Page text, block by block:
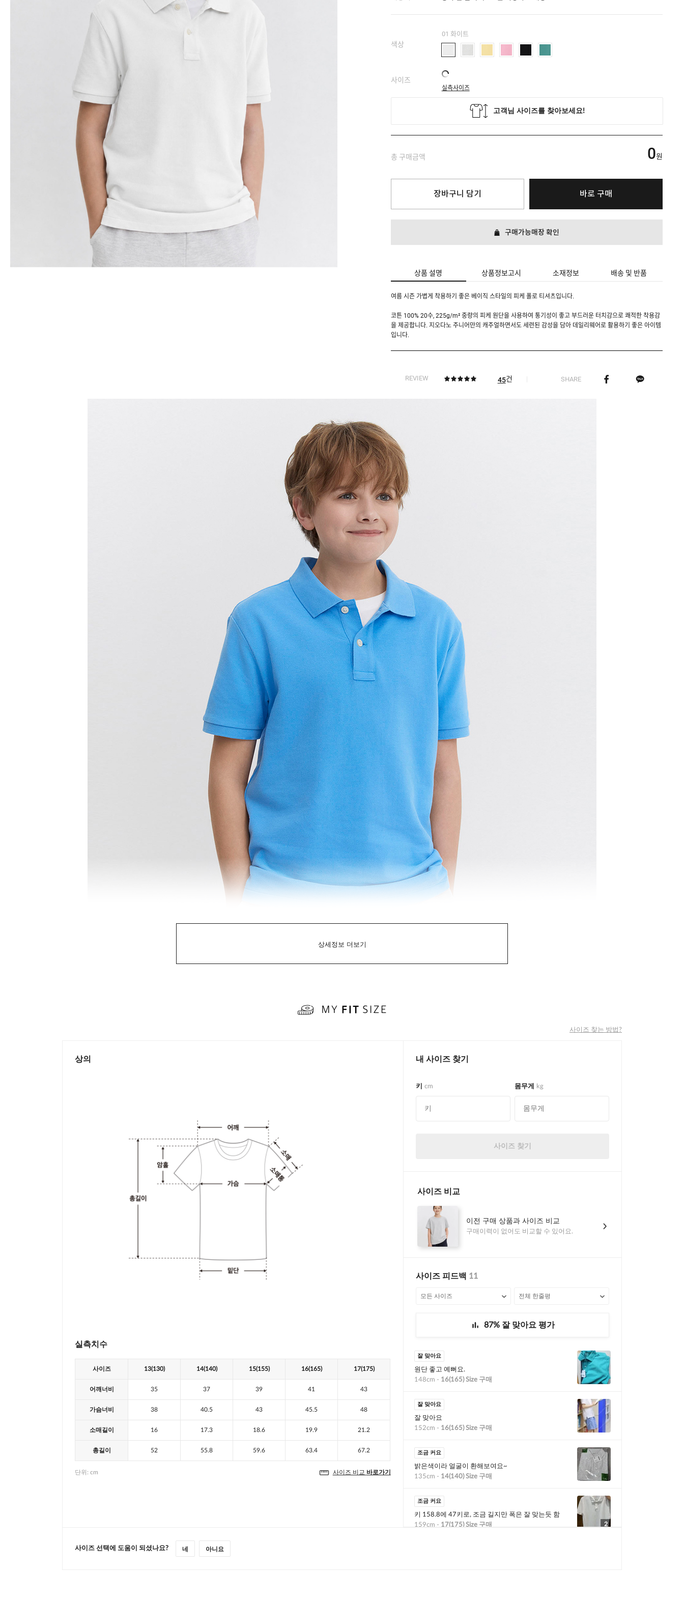
색상
01 화이트
사이즈
실측사이즈
총 구매금액 0원
장바구니 담기 바로 구매
구매가능매장 확인
상품 설명 상품정보고시 소재정보 배송 및 반품
여름 시즌 가볍게 착용하기 좋은 베이직 스타일의 피케 폴로 티셔츠입니다.
코튼 100% 20수, 225g/m² 중량의 피케 원단을 사용하여 통기성이 좋고 부드러운 터치감으로 쾌적한 착용감
을 제공합니다. 지오다노 주니어만의 캐주얼하면서도 세련된 감성을 담아 데일리웨어로 활용하기 좋은 아이템
입니다.
REVIEW 45건 SHARE
상세정보 더보기